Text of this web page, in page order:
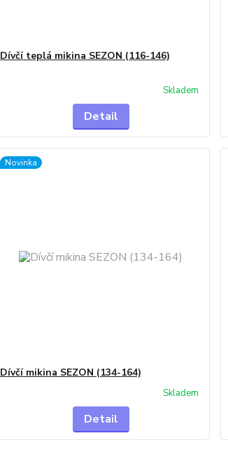
Dívčí teplá mikina SEZON (116-146)
Skladem
Detail
Novinka
Dívčí mikina SEZON (134-164)
Skladem
Detail